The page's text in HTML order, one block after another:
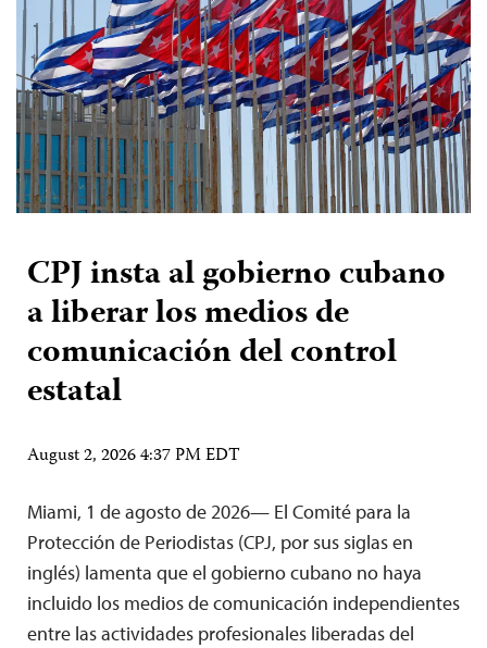
CPJ insta al gobierno cubano
a liberar los medios de
comunicación del control
estatal
August 2, 2026 4:37 PM EDT
Miami, 1 de agosto de 2026— El Comité para la
Protección de Periodistas (CPJ, por sus siglas en
inglés) lamenta que el gobierno cubano no haya
incluido los medios de comunicación independientes
entre las actividades profesionales liberadas del